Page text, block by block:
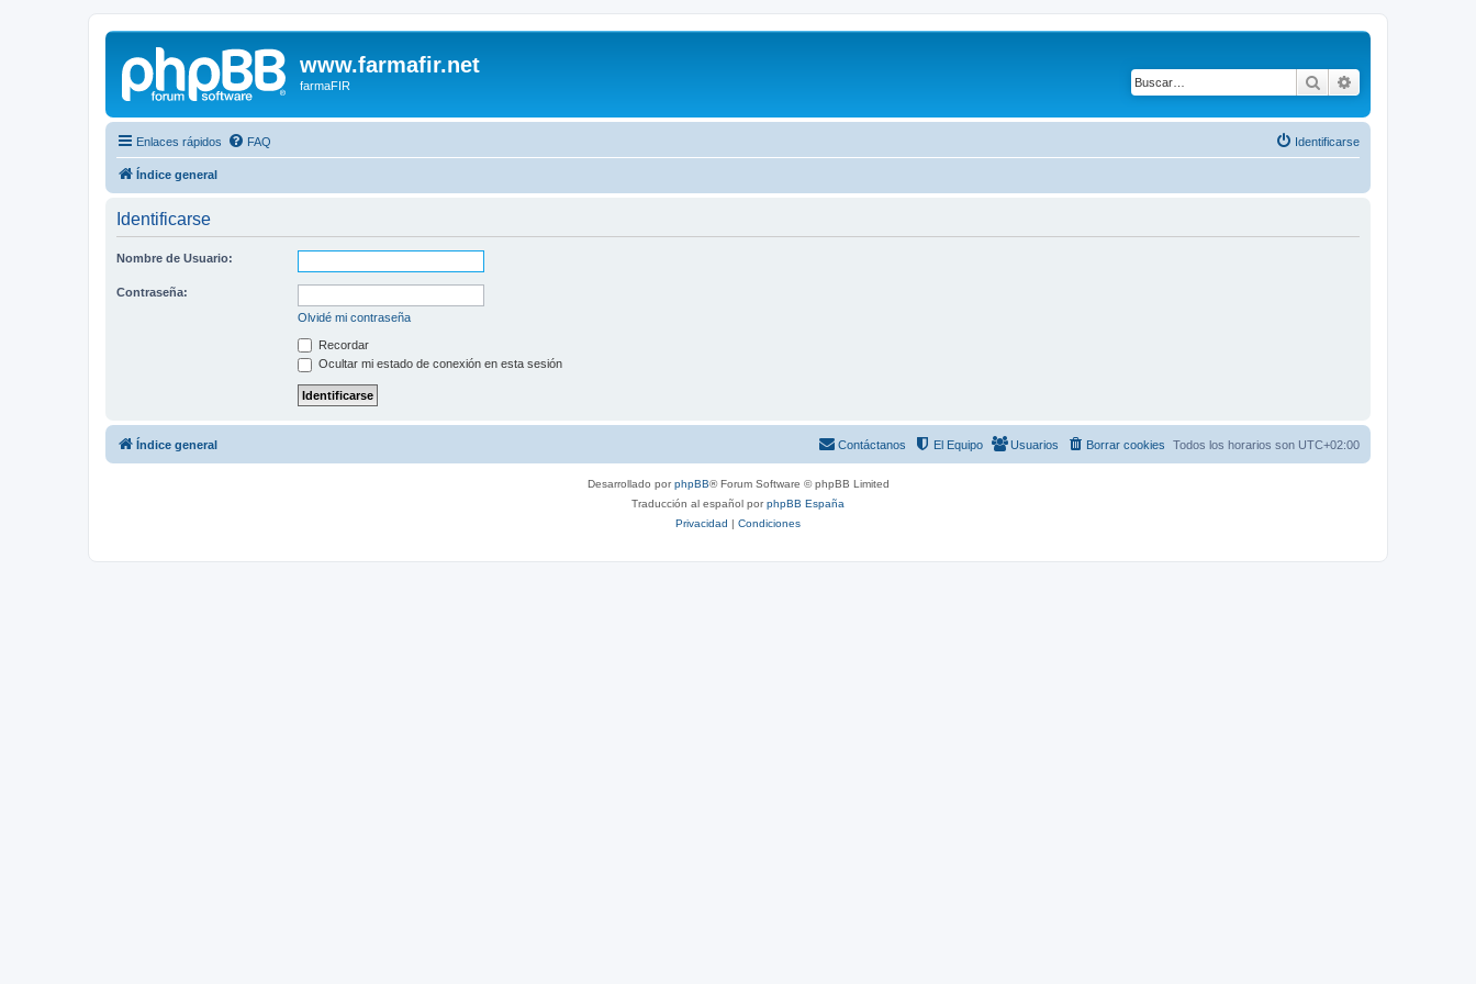
www.farmafir.net
farmaFIR Buscar
Enlaces rápidos FAQ Identificarse
Índice general
Identificarse
Nombre de Usuario:
Contraseña:
Olvidé mi contraseña
Recordar
Ocultar mi estado de conexión en esta sesión
Índice general Todos los horarios son UTC+02:00
Borrar cookies
Usuarios
El Equipo
Contáctanos
Desarrollado porphpBB® Forum Software © phpBB Limited
Traducción al español porphpBB España
Privacidad | Condiciones